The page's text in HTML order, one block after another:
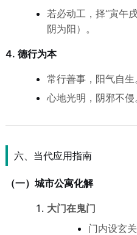
若必动工，择“寅午
阴为阳）。
4. 德行为本
常行善事，阳气自生
心地光明，阴邪不侵
六、当代应用指南
（一）城市公寓化解
大门在鬼门
门内设玄